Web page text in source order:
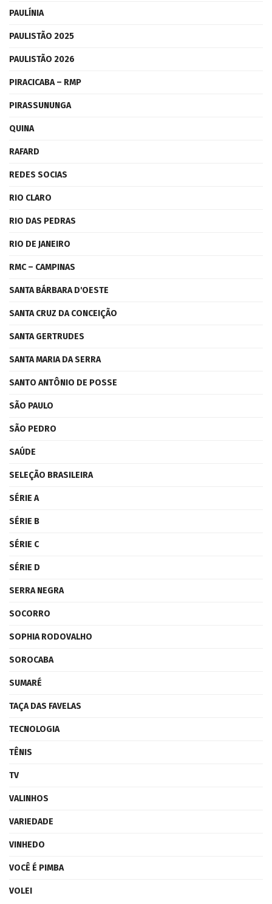
PAULÍNIA
PAULISTÃO 2025
PAULISTÃO 2026
PIRACICABA – RMP
PIRASSUNUNGA
QUINA
RAFARD
REDES SOCIAS
RIO CLARO
RIO DAS PEDRAS
RIO DE JANEIRO
RMC – CAMPINAS
SANTA BÁRBARA D'OESTE
SANTA CRUZ DA CONCEIÇÃO
SANTA GERTRUDES
SANTA MARIA DA SERRA
SANTO ANTÔNIO DE POSSE
SÃO PAULO
SÃO PEDRO
SAÚDE
SELEÇÃO BRASILEIRA
SÉRIE A
SÉRIE B
SÉRIE C
SÉRIE D
SERRA NEGRA
SOCORRO
SOPHIA RODOVALHO
SOROCABA
SUMARÉ
TAÇA DAS FAVELAS
TECNOLOGIA
TÊNIS
TV
VALINHOS
VARIEDADE
VINHEDO
VOCÊ É PIMBA
VOLEI